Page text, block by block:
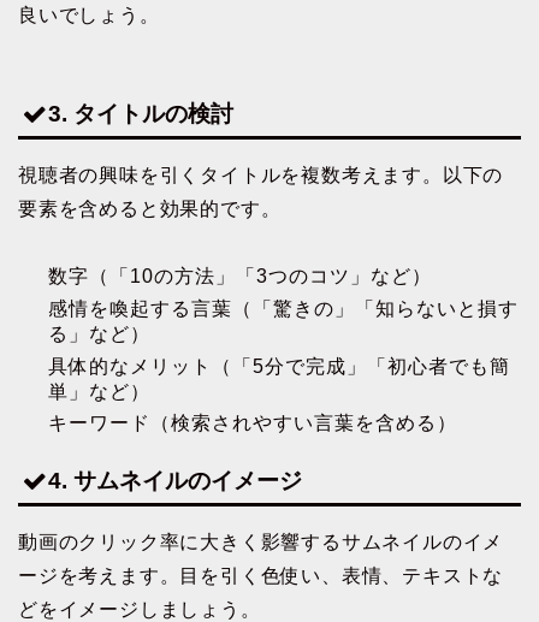
良いでしょう。
3. タイトルの検討
視聴者の興味を引くタイトルを複数考えます。以下の
要素を含めると効果的です。
数字（「10の方法」「3つのコツ」など）
感情を喚起する言葉（「驚きの」「知らないと損す
る」など）
具体的なメリット（「5分で完成」「初心者でも簡
単」など）
キーワード（検索されやすい言葉を含める）
4. サムネイルのイメージ
動画のクリック率に大きく影響するサムネイルのイメ
ージを考えます。目を引く色使い、表情、テキストな
どをイメージしましょう。